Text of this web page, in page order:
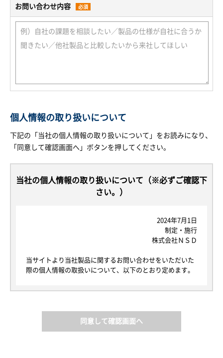
お問い合わせ内容 必須
個人情報の取り扱いについて
下記の「当社の個人情報の取り扱いについて」をお読みになり、
「同意して確認画面へ」ボタンを押してください。
当社の個人情報の取り扱いについて（※必ずご確認下
さい。）
2024年7月1日
制定・施行
株式会社ＮＳＤ
当サイトより当社製品に関するお問い合わせをいただいた
際の個人情報の取扱いについて、以下のとおり定めます。
1. 個人情報について
得する個人情報の保護に関する法律にいう「個人情報」を
指し、生存する個人に関する情報であって、当該情報に含
同意して確認画面へ